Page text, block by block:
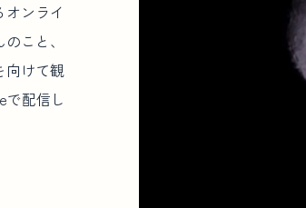
ンライ
こと、
向けて観
で配信し